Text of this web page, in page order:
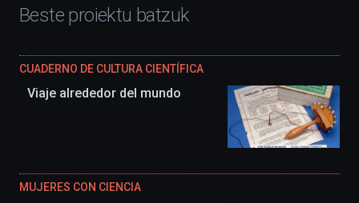
Beste proiektu batzuk
CUADERNO DE CULTURA CIENTÍFICA
Viaje alrededor del mundo
MUJERES CON CIENCIA